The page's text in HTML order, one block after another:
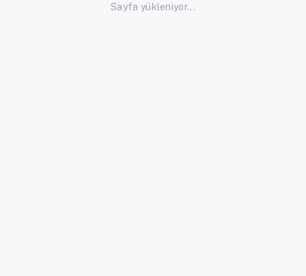
Sayfa yükleniyor...